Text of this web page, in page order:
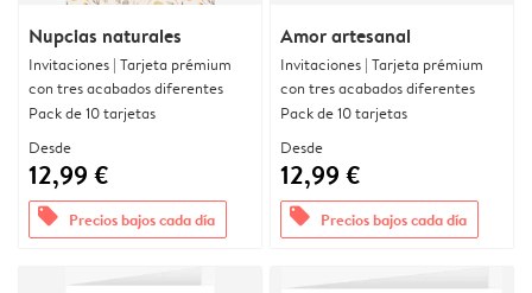
Nupcias naturales
Invitaciones | Tarjeta prémium
con tres acabados diferentes
Pack de 10 tarjetas
Desde
12,99 €
offers Precios bajos cada día
Amor artesanal
Invitaciones | Tarjeta prémium
con tres acabados diferentes
Pack de 10 tarjetas
Desde
12,99 €
offers Precios bajos cada día